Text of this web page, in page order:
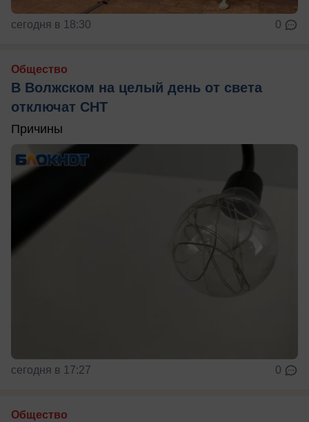
сегодня в 18:30 0
Общество
В Волжском на целый день от света
отключат СНТ
Причины
сегодня в 17:27 0
Общество